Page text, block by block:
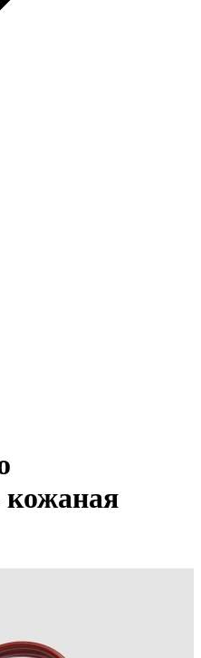
кожаная